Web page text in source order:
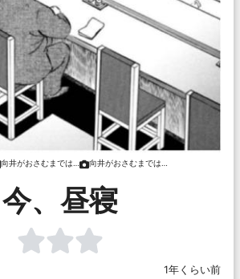
向井がおさむまでは… 向井がおさむまでは…
今、昼寝
1年くらい前